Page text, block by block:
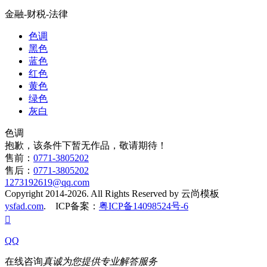
金融-财税-法律
色调
黑色
蓝色
红色
黄色
绿色
灰白
色调
抱歉，该条件下暂无作品，敬请期待！
售前： 0771-3805202
售后： 0771-3805202
1273192619@qq.com
Copyright 2014-2026. All Rights Reserved by 云尚模板
ysfad.com. ICP备案： 粤ICP备14098524号-6

QQ
在线咨询真诚为您提供专业解答服务